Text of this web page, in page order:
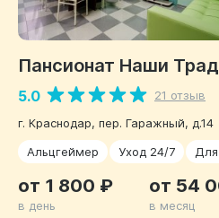
Пансионат Наши
5.0
21 отзыв
г. Краснодар, пер. Гаражный, д.14
Альцгеймер
Уход 24/7
от 1 800 ₽
в день
от 54
в месяц